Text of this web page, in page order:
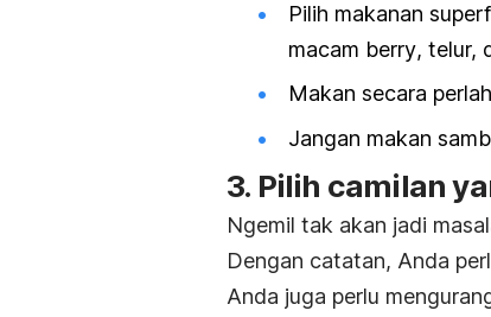
Pilih makanan
macam berry, telur,
Makan secara
Jangan makan
3. Pilih camilan
Ngemil tak akan jadi
Dengan catatan, Anda
Anda juga perlu